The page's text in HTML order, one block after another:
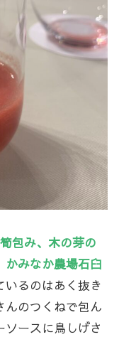
包み、木の芽の
かみなか農場石臼
いるのはあく抜き
んのつくねで包ん
ースに鳥しげさ